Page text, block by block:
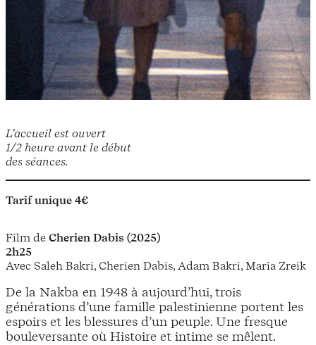
L’accueil est ouvert
1/2 heure avant le début
des séances.
Tarif unique 4€
Film de Cherien Dabis (2025)
2h25
Avec Saleh Bakri, Cherien Dabis, Adam Bakri, Maria Zreik
De la Nakba en 1948 à aujourd’hui, trois
générations d’une famille palestinienne portent les
espoirs et les blessures d’un peuple. Une fresque
bouleversante où Histoire et intime se mêlent.